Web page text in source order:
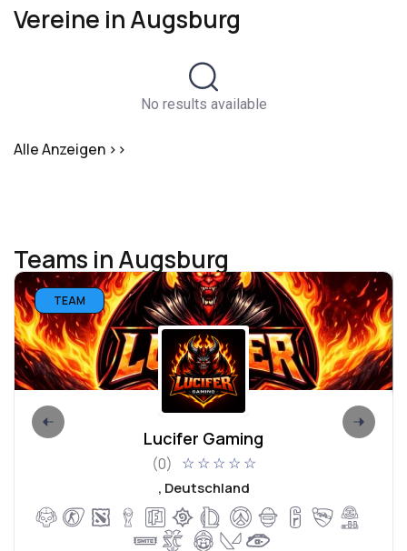
Vereine in Augsburg
No results available
Alle Anzeigen >>
Teams in Augsburg
TEAM
Lucifer Gaming
(0) ☆ ☆ ☆ ☆ ☆
, Deutschland